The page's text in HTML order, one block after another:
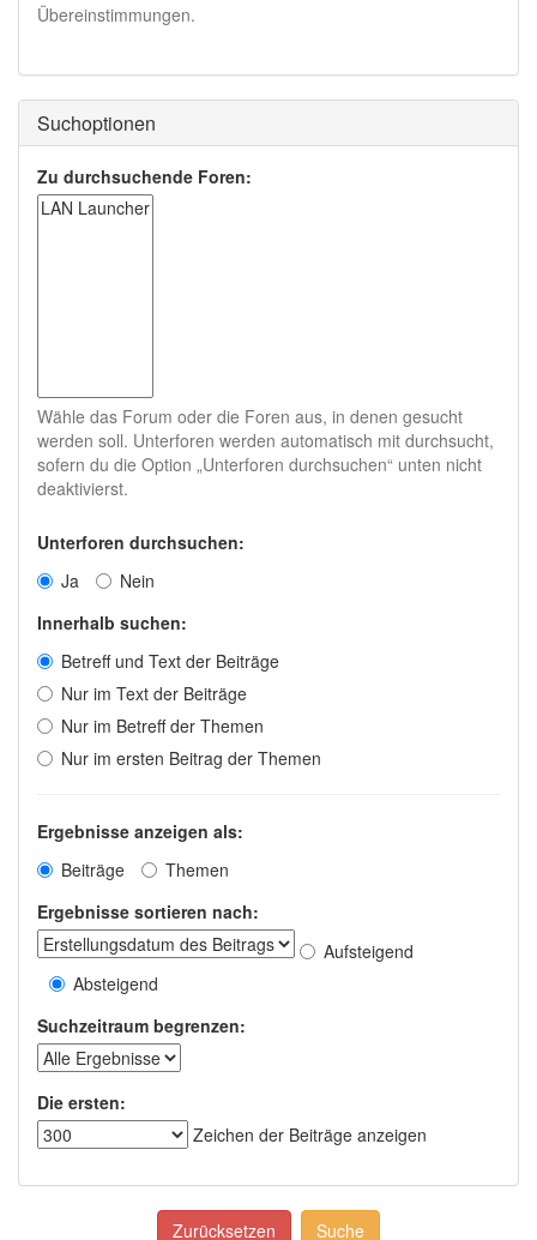
Übereinstimmungen.
Suchoptionen
Zu durchsuchende Foren:
Wähle das Forum oder die Foren aus, in denen gesucht
werden soll. Unterforen werden automatisch mit durchsucht,
sofern du die Option „Unterforen durchsuchen“ unten nicht
deaktivierst.
Unterforen durchsuchen:
Ja
Nein
Innerhalb suchen:
Betreff und Text der Beiträge
Nur im Text der Beiträge
Nur im Betreff der Themen
Nur im ersten Beitrag der Themen
Ergebnisse anzeigen als:
Beiträge
Themen
Ergebnisse sortieren nach:
Aufsteigend
Absteigend
Suchzeitraum begrenzen:
Die ersten:
Zeichen der Beiträge anzeigen